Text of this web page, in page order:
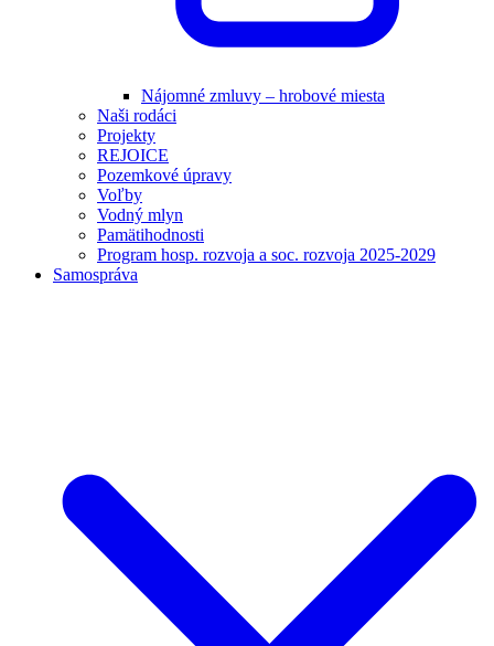
Nájomné zmluvy – hrobové miesta
Naši rodáci
Projekty
REJOICE
Pozemkové úpravy
Voľby
Vodný mlyn
Pamätihodnosti
Program hosp. rozvoja a soc. rozvoja 2025-2029
Samospráva